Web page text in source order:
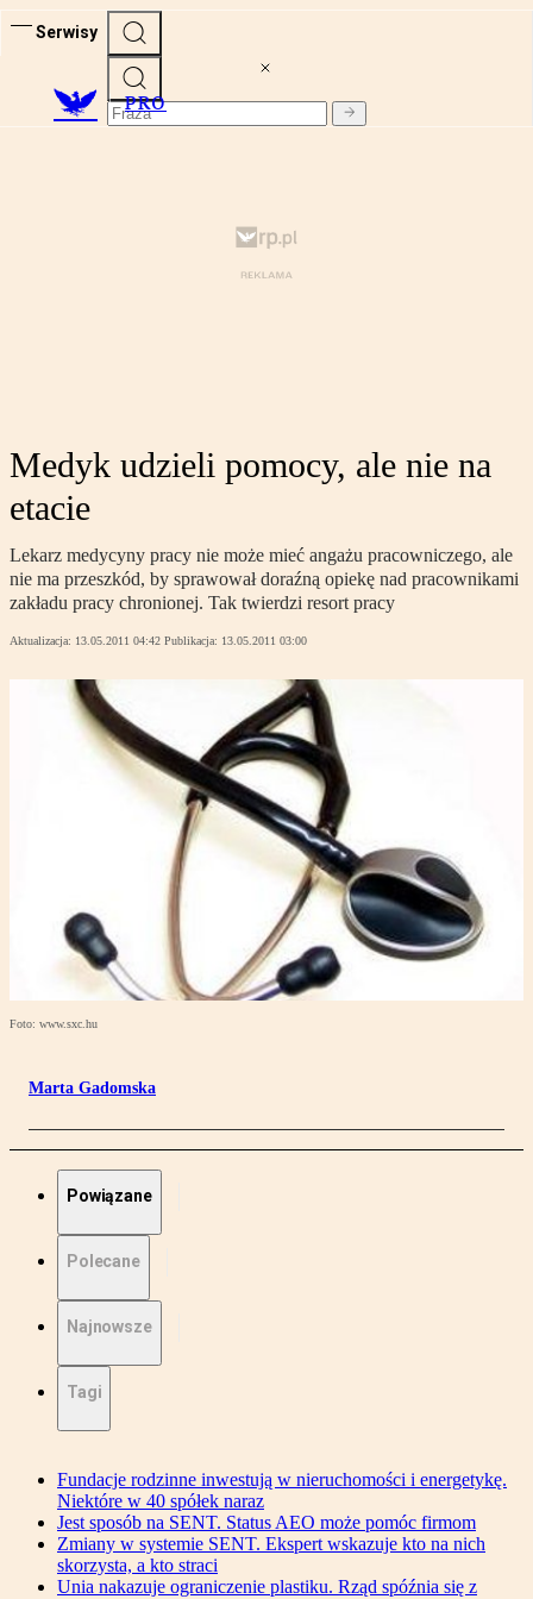
Serwisy
PRO
Medyk udzieli pomocy, ale nie na
etacie
Lekarz medycyny pracy nie może mieć angażu pracowniczego, ale
nie ma przeszkód, by sprawował doraźną opiekę nad pracownikami
zakładu pracy chronionej. Tak twierdzi resort pracy
Aktualizacja: 13.05.2011 04:42 Publikacja: 13.05.2011 03:00
Foto: www.sxc.hu
Marta Gadomska
Powiązane
Polecane
Najnowsze
Tagi
Fundacje rodzinne inwestują w nieruchomości i energetykę.
Niektóre w 40 spółek naraz
Jest sposób na SENT. Status AEO może pomóc firmom
Zmiany w systemie SENT. Ekspert wskazuje kto na nich
skorzysta, a kto straci
Unia nakazuje ograniczenie plastiku. Rząd spóźnia się z